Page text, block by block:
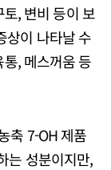
, 변비 등이 보
상이 나타날 수
, 메스꺼움 등
축 7-OH 제품
는 성분이지만,